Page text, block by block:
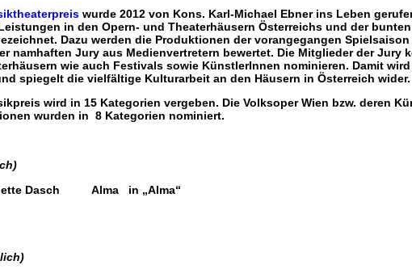
wurde 2012 von Kons. Karl-Michael Ebner ins Leben
in den Opern- und Theaterhäusern Österreichs und der
Dazu werden die Produktionen der vorangegangen
namhaften Jury aus Medienvertretern bewertet. Die Mitglieder der Jury
wie auch Festivals sowie KünstlerInnen nominieren. Damit
spiegelt die vielfältige Kulturarbeit an den Häusern in Österreich wider.
wird in 15 Kategorien vergeben. Die Volksoper Wien bzw. deren
wurden in 8 Kategorien nominiert.
Dasch Alma in „Alma“